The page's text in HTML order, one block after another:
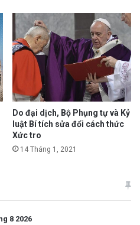
Do đại dịch, Bộ Phụng tự và Kỷ
luật Bí tích sửa đổi cách thức
Xức tro
14 Tháng 1, 2021
8 2026